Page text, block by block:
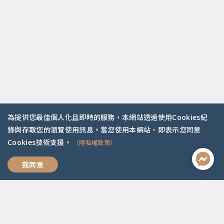
我想跟你好好說
聯絡資訊
02-2292-2086
service@koob.com.tw
為提供您最佳個人化且即時的服務，本網站透過使用Cookies紀
錄與存取您的瀏覽使用訊息。當您使用本網站，即表示您同意
Cookies技術支援。
（隱私權政策）
我同意